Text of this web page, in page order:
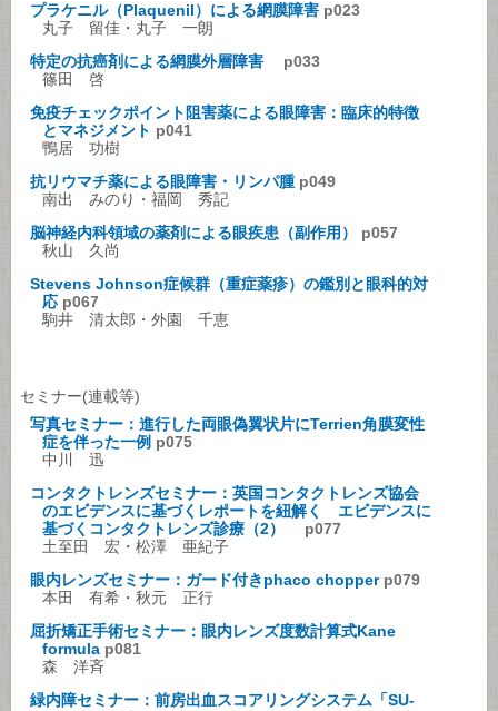
プラケニル（Plaquenil）による網膜障害 p023
丸子 留佳・丸子 一朗
特定の抗癌剤による網膜外層障害
p033
篠田 啓
免疫チェックポイント阻害薬による眼障害：臨床的特徴
とマネジメント p041
鴨居 功樹
抗リウマチ薬による眼障害・リンパ腫 p049
南出 みのり・福岡 秀記
脳神経内科領域の薬剤による眼疾患（副作用）
p057
秋山 久尚
Stevens Johnson症候群（重症薬疹）の鑑別と眼科的対
応 p067
駒井 清太郎・外園 千恵
セミナー(連載等)
写真セミナー：進行した両眼偽翼状片にTerrien角膜変性
症を伴った一例 p075
中川 迅
コンタクトレンズセミナー：英国コンタクトレンズ協会
のエビデンスに基づくレポートを紐解く エビデンスに
基づくコンタクトレンズ診療（2）
p077
土至田 宏・松澤 亜紀子
眼内レンズセミナー：ガード付きphaco chopper p079
本田 有希・秋元 正行
屈折矯正手術セミナー：眼内レンズ度数計算式Kane
formula p081
森 洋斉
緑内障セミナー：前房出血スコアリングシステム「SU-